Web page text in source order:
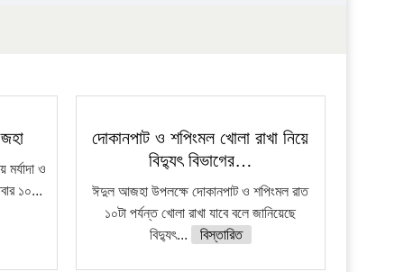
ও
১০...
দোকানপাট ও শপিংমল খোলা রাখা নিয়ে
বিদ্যুৎ বিভাগের…
ঈদুল আজহা উপলক্ষে দোকানপাট ও শপিংমল রাত
১০টা পর্যন্ত খোলা রাখা যাবে বলে জানিয়েছে
বিদ্যুৎ...
বিস্তারিত